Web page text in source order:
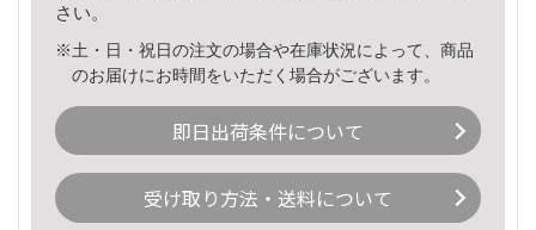
さい。
※土・日・祝日の注文の場合や在庫状況によって、商品
のお届けにお時間をいただく場合がございます。
即日出荷条件について
受け取り方法・送料について